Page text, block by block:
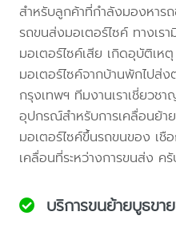
สำหรับลูกค้าที่กำลังมองหาร
รถขนส่งมอเตอร์ไซค์ ทางเรา
มอเตอร์ไซค์เสีย เกิดอุบัติเ
มอเตอร์ไซค์จากบ้านพักไปส่
กรุงเทพฯ ทีมงานเราเชี่ยวช
อุปกรณ์สำหรับการเคลื่อนย้า
มอเตอร์ไซค์ขึ้นรถขนของ เชื
เคลื่อนที่ระหว่างการขนส่ง ค
บริการขนย้ายบูธขา